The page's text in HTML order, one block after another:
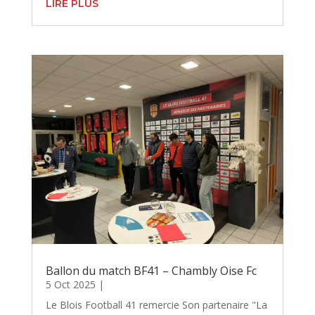
LIRE PLUS
Ballon du match BF41 – Chambly Oise Fc
5 Oct 2025 |
Le Blois Football 41 remercie Son partenaire "La